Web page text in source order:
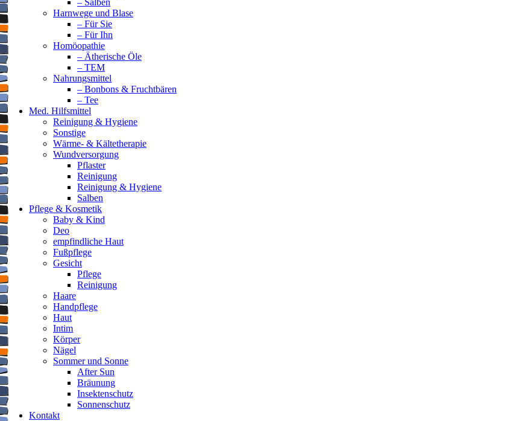
– Salben
Harnwege und Blase
– Für Sie
– Für Ihn
Homöopathie
– Ätherische Öle
– TEM
Nahrungsmittel
– Bonbons & Fruchtbären
– Tee
Med. Hilfsmittel
Reinigung & Hygiene
Sonstige
Wärme- & Kältetherapie
Wundversorgung
Pflaster
Reinigung
Reinigung & Hygiene
Salben
Pflege & Kosmetik
Baby & Kind
Deo
empfindliche Haut
Fußpflege
Gesicht
Pflege
Reinigung
Haare
Handpflege
Haut
Intim
Körper
Nägel
Sommer und Sonne
After Sun
Bräunung
Insektenschutz
Sonnenschutz
Kontakt